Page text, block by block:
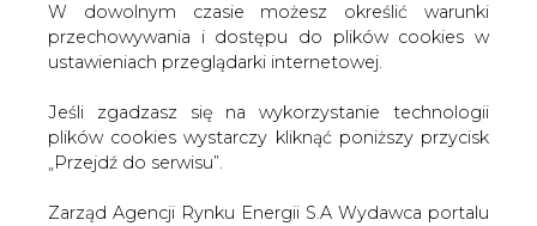
W dowolnym czasie możesz określić warunki
przechowywania i dostępu do plików cookies w
ustawieniach przeglądarki internetowej.
Jeśli zgadzasz się na wykorzystanie technologii
plików cookies wystarczy kliknąć poniższy przycisk
„Przejdź do serwisu”.
Zarząd Agencji Rynku Energii S.A Wydawca portalu
Według związkowców Związku Zawodowego Kadra RN
ma odwołać dotychczasowego prezesa JSW Daniela
Ozona. Jak podkreślają związkowcy, nastąpi to na trzy
JSW.
Związkowcy zapowiadają na wtorek demonstrację w